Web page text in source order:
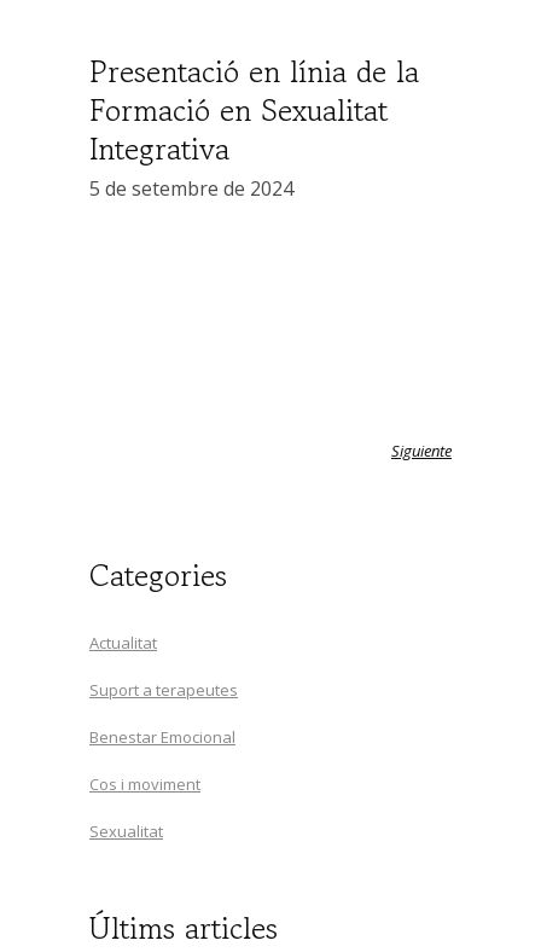
Presentació en línia de la
Formació en Sexualitat
Integrativa
5 de setembre de 2024
Siguiente
Categories
Actualitat
Suport a terapeutes
Benestar Emocional
Cos i moviment
Sexualitat
Últims articles